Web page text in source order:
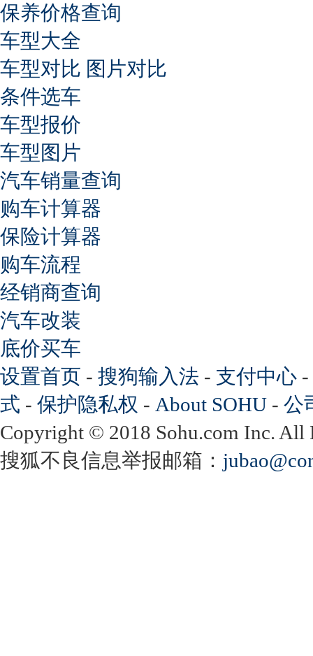
保养价格查询
车型大全
车型对比 图片对比
条件选车
车型报价
车型图片
汽车销量查询
购车计算器
保险计算器
购车流程
经销商查询
汽车改装
底价买车
设置首页 - 搜狗输入法 - 支付中心 -
式 - 保护隐私权 - About SOHU - 公
Copyright © 2018 Sohu.com Inc.
搜狐不良信息举报邮箱：